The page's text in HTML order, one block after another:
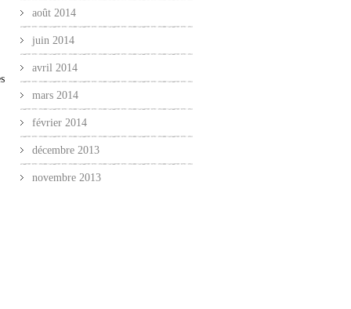
août 2014
juin 2014
avril 2014
mars 2014
février 2014
décembre 2013
novembre 2013